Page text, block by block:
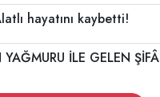
hayatını kaybetti!
İLE GELEN ŞİFÂ